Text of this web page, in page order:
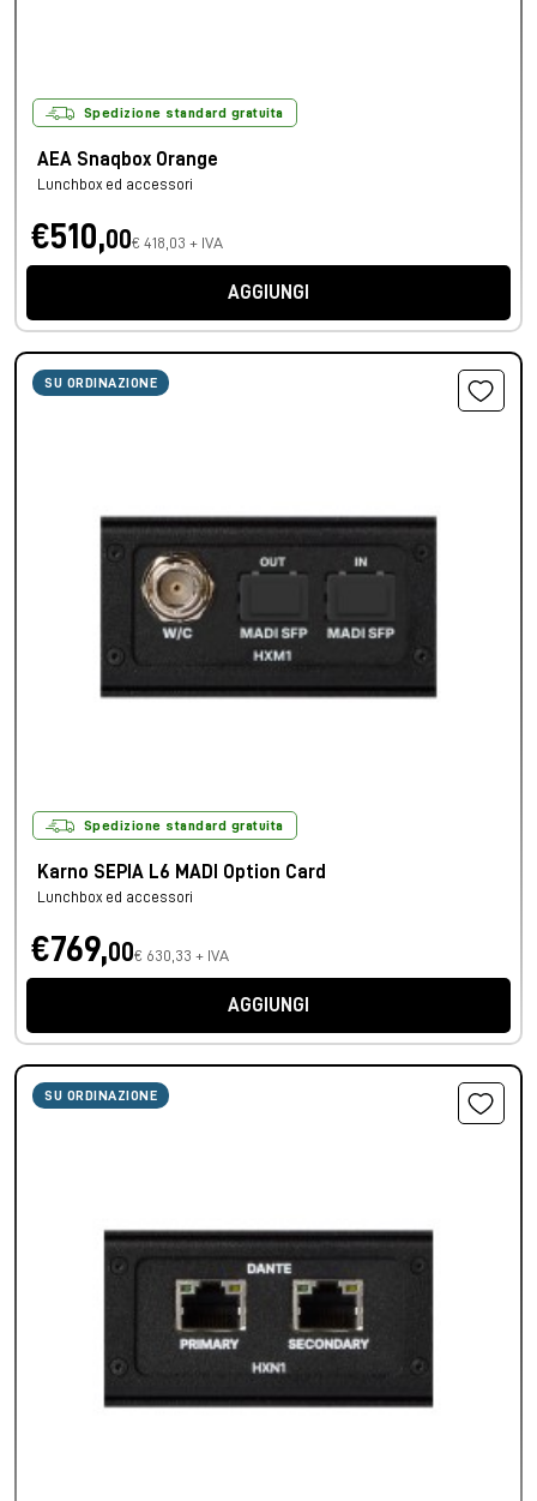
Spedizione standard gratuita
AEA Snaqbox Orange
Lunchbox ed accessori
€510,00€ 418,03 + IVA
AGGIUNGI
SU ORDINAZIONE
Spedizione standard gratuita
Karno SEPIA L6 MADI Option Card
Lunchbox ed accessori
€769,00€ 630,33 + IVA
AGGIUNGI
SU ORDINAZIONE